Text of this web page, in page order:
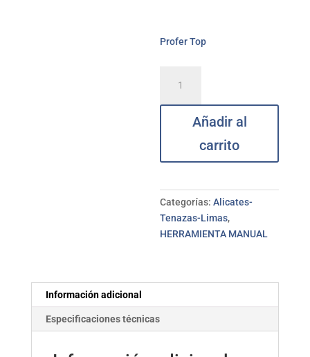
Profer Top
pelacable
corte
cantidad
Añadir al
carrito
Categorías:Alicates-
Tenazas-Limas,
HERRAMIENTA MANUAL
Información adicional
Especificaciones técnicas